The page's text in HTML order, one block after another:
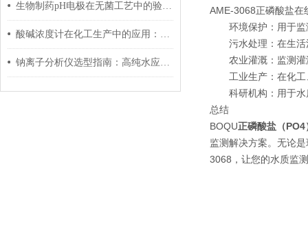
生物制药pH电极在无菌工艺中的验证与合规性应用
酸碱浓度计在化工生产中的应用：电感式与电磁式对比
钠离子分析仪选型指南：高纯水应用场景与关键技术指标
AME-3068正磷酸盐在
环境保护：用于
污水处理：在生
农业灌溉：监测
工业生产：在化
科研机构：用于
总结
BOQU正磷酸盐（
监测解决方案。无论
3068，让您的水质监